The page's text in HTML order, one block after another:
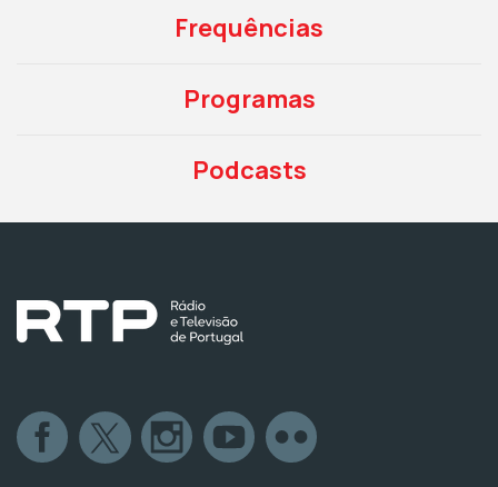
Frequências
Programas
Podcasts